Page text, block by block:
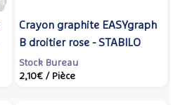
Crayon graphite EASYgraph
B droitier rose - STABILO
Stock Bureau
2,10€ / Pièce